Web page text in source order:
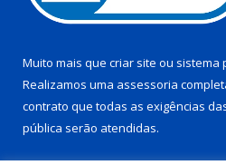
Muito mais que criar site ou sistema
Realizamos uma assessoria
contrato que todas as exigências
pública serão atendidas.